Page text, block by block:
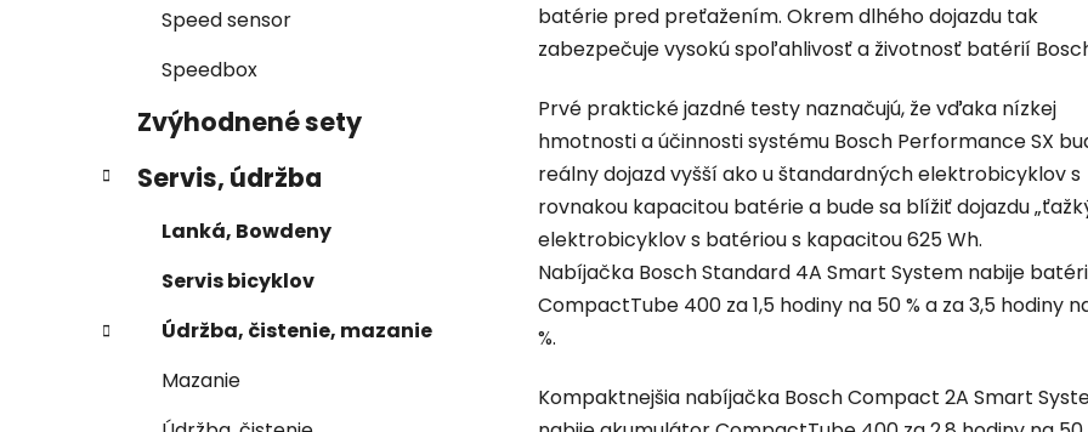
Speed sensor
Speedbox
Zvýhodnené sety
Servis, údržba
Lanká, Bowdeny
Servis bicyklov
Údržba, čistenie, mazanie
Mazanie
batérie pred preťažením. Okrem dlhého dojazdu tak
zabezpečuje vysokú spoľahlivosť a životnosť batérií
Prvé praktické jazdné testy naznačujú, že vďaka nízkej
hmotnosti a účinnosti systému Bosch Performance SX
reálny dojazd vyšší ako u štandardných elektrobicyklov s
rovnakou kapacitou batérie a bude sa blížiť dojazdu
elektrobicyklov s batériou s kapacitou 625 Wh.
Nabíjačka Bosch Standard 4A Smart System nabije
CompactTube 400 za 1,5 hodiny na 50 % a za 3,5 hodiny
%.
Kompaktnejšia nabíjačka Bosch Compact 2A Smart